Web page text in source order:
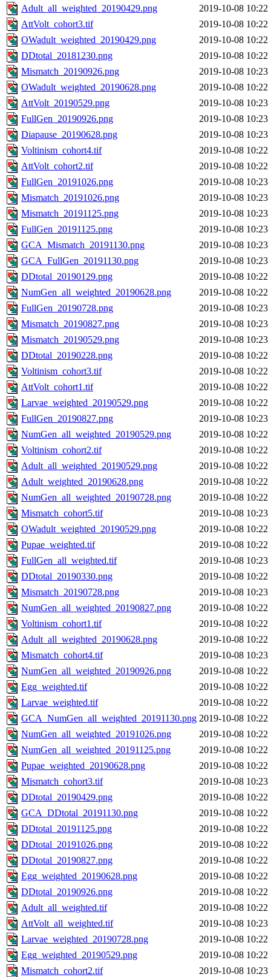
Adult_all_weighted_20190429.png
2019-10-08 10:22
AttVolt_cohort3.tif
2019-10-08 10:22
OWadult_weighted_20190429.png
2019-10-08 10:22
DDtotal_20181230.png
2019-10-08 10:22
Mismatch_20190926.png
2019-10-08 10:23
OWadult_weighted_20190628.png
2019-10-08 10:22
AttVolt_20190529.png
2019-10-08 10:23
FullGen_20190926.png
2019-10-08 10:23
Diapause_20190628.png
2019-10-08 10:23
Voltinism_cohort4.tif
2019-10-08 10:22
AttVolt_cohort2.tif
2019-10-08 10:22
FullGen_20191026.png
2019-10-08 10:23
Mismatch_20191026.png
2019-10-08 10:23
Mismatch_20191125.png
2019-10-08 10:23
FullGen_20191125.png
2019-10-08 10:23
GCA_Mismatch_20191130.png
2019-10-08 10:23
GCA_FullGen_20191130.png
2019-10-08 10:23
DDtotal_20190129.png
2019-10-08 10:22
NumGen_all_weighted_20190628.png
2019-10-08 10:22
FullGen_20190728.png
2019-10-08 10:23
Mismatch_20190827.png
2019-10-08 10:23
Mismatch_20190529.png
2019-10-08 10:23
DDtotal_20190228.png
2019-10-08 10:22
Voltinism_cohort3.tif
2019-10-08 10:22
AttVolt_cohort1.tif
2019-10-08 10:22
Larvae_weighted_20190529.png
2019-10-08 10:22
FullGen_20190827.png
2019-10-08 10:23
NumGen_all_weighted_20190529.png
2019-10-08 10:22
Voltinism_cohort2.tif
2019-10-08 10:22
Adult_all_weighted_20190529.png
2019-10-08 10:22
Adult_weighted_20190628.png
2019-10-08 10:22
NumGen_all_weighted_20190728.png
2019-10-08 10:22
Mismatch_cohort5.tif
2019-10-08 10:23
OWadult_weighted_20190529.png
2019-10-08 10:22
Pupae_weighted.tif
2019-10-08 10:22
FullGen_all_weighted.tif
2019-10-08 10:23
DDtotal_20190330.png
2019-10-08 10:22
Mismatch_20190728.png
2019-10-08 10:23
NumGen_all_weighted_20190827.png
2019-10-08 10:22
Voltinism_cohort1.tif
2019-10-08 10:22
Adult_all_weighted_20190628.png
2019-10-08 10:22
Mismatch_cohort4.tif
2019-10-08 10:23
NumGen_all_weighted_20190926.png
2019-10-08 10:22
Egg_weighted.tif
2019-10-08 10:22
Larvae_weighted.tif
2019-10-08 10:22
GCA_NumGen_all_weighted_20191130.png 2019-10-08 10:22
NumGen_all_weighted_20191026.png
2019-10-08 10:22
NumGen_all_weighted_20191125.png
2019-10-08 10:22
Pupae_weighted_20190628.png
2019-10-08 10:22
Mismatch_cohort3.tif
2019-10-08 10:23
DDtotal_20190429.png
2019-10-08 10:22
GCA_DDtotal_20191130.png
2019-10-08 10:22
DDtotal_20191125.png
2019-10-08 10:22
DDtotal_20191026.png
2019-10-08 10:22
DDtotal_20190827.png
2019-10-08 10:22
Egg_weighted_20190628.png
2019-10-08 10:22
DDtotal_20190926.png
2019-10-08 10:22
Adult_all_weighted.tif
2019-10-08 10:22
AttVolt_all_weighted.tif
2019-10-08 10:23
Larvae_weighted_20190728.png
2019-10-08 10:22
Egg_weighted_20190529.png
2019-10-08 10:22
Mismatch_cohort2.tif
2019-10-08 10:23